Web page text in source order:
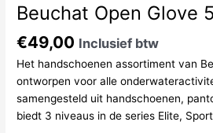
Beuchat Open Glove
€49,00 Inclusief btw
Het handschoenen assortiment van
ontworpen voor alle
samengesteld uit handschoenen,
biedt 3 niveaus in de series Elite,